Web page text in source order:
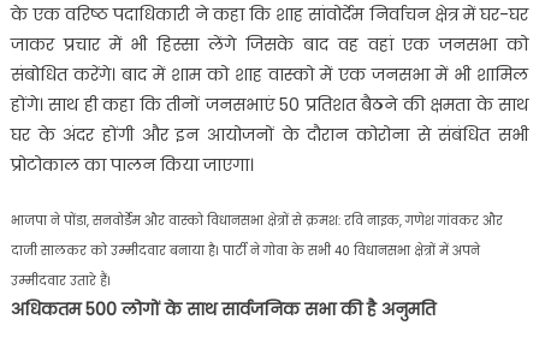
के एक वरिष्ठ पदाधिकारी ने कहा कि शाह सांवोर्देम निर्वाचन क्षेत्र में घर-घर
जाकर प्रचार में भी हिस्सा लेंगे जिसके बाद वह वहां एक जनसभा को
संबोधित करेंगे। बाद में शाम को शाह वास्को में एक जनसभा में भी शामिल
होंगे। साथ ही कहा कि तीनों जनसभाएं 50 प्रतिशत बैठने की क्षमता के साथ
घर के अंदर होंगी और इन आयोजनों के दौरान कोरोना से संबंधित सभी
प्रोटोकाल का पालन किया जाएगा।
भाजपा ने पोंडा, सनवोर्डेम और वास्को विधानसभा क्षेत्रों से क्रमश: रवि नाइक, गणेश गांवकर और
दाजी सालकर को उम्मीदवार बनाया है। पार्टी ने गोवा के सभी 40 विधानसभा क्षेत्रों में अपने
उम्मीदवार उतारे हैं।
अधिकतम 500 लोगों के साथ सार्वजनिक सभा की है अनुमति